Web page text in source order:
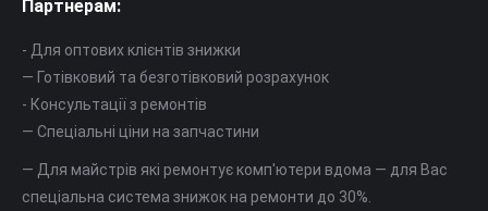
Партнерам:
- Для оптових клієнтів знижки
— Готівковий та безготівковий розрахунок
- Консультації з ремонтів
— Спеціальні ціни на запчастини
— Для майстрів які ремонтує комп'ютери вдома — для Вас
спеціальна система знижок на ремонти до 30%.